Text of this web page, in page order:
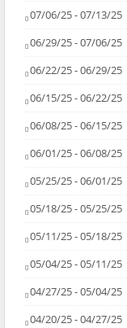
07/06/25 - 07/13/25
06/29/25 - 07/06/25
06/22/25 - 06/29/25
06/15/25 - 06/22/25
06/08/25 - 06/15/25
06/01/25 - 06/08/25
05/25/25 - 06/01/25
05/18/25 - 05/25/25
05/11/25 - 05/18/25
05/04/25 - 05/11/25
04/27/25 - 05/04/25
04/20/25 - 04/27/25